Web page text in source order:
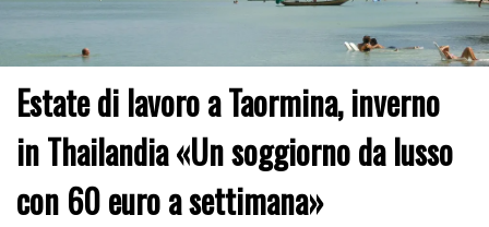
Estate di lavoro a Taormina, inverno
in Thailandia «Un soggiorno da lusso
con 60 euro a settimana»